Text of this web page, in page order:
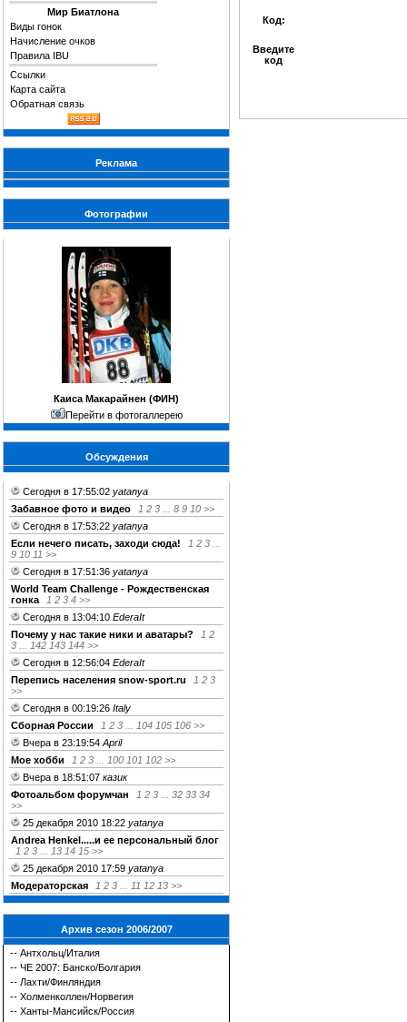
Мир Биатлона
Виды гонок
Начисление очков
Правила IBU
Ссылки
Карта сайта
Обратная связь
Реклама
Фотографии
Каиса Макарайнен (ФИН)
Перейти в фотогаллерею
Обсуждения
Сегодня в 17:55:02 yatanya
Забавное фото и видео
1 2 3 8 9 10 >>
Сегодня в 17:53:22 yatanya
Если нечего писать, заходи сюда!
1 2 3
9 10 11 >>
Сегодня в 17:51:36 yatanya
World Team Challenge - Рождественская
гонка
1 2 3 4 >>
Сегодня в 13:04:10 EderaIt
Почему у нас такие ники и аватары?
1 2
3
142 143 144 >>
Сегодня в 12:56:04 EderaIt
Перепись населения snow-sport.ru
1 2 3
>>
Сегодня в 00:19:26 Italy
Сборная России
1 2 3 104 105 106 >>
Вчера в 23:19:54 April
Мое хобби
1 2 3 100 101 102 >>
Вчера в 18:51:07 казик
Фотоальбом форумчан
1 2 3 32 33 34
>>
25 декабря 2010 18:22 yatanya
Andrea Henkel.....и ее персональный блог
1 2 3 13 14 15 >>
25 декабря 2010 17:59 yatanya
Модераторская
1 2 3 11 12 13 >>
Архив сезон 2006/2007
-- Антхольц/Италия
-- ЧЕ 2007: Банско/Болгария
-- Лахти/Финляндия
-- Холменколлен/Норвегия
-- Ханты-Мансийск/Россия
Код:
Введите
код